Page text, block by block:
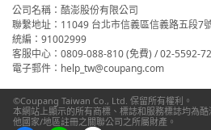
公司名稱：酷澎股份有限公司
聯繫地址：11049 台北市信義區信義路五段7
統編：91002999
客服中心：0809-088-810 (免費) / 02-5592-
電子郵件：help_tw@coupang.com
©Coupang Taiwan Co., Ltd. 保留所有權利。
本網站上顯示的所有商標、標誌和服務標誌均為
他國家/地區註冊之關聯公司之所屬財產。